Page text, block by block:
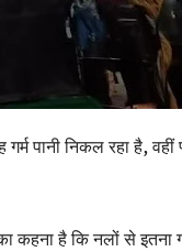
पानी निकल रहा है, वहीं
कहना है कि नलों से इतना